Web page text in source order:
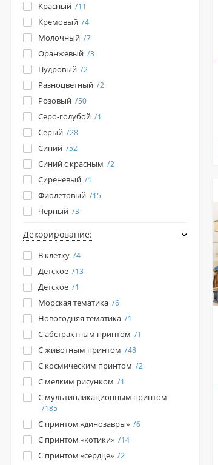
Красный 11
Кремовый 4
Молочный 7
Оранжевый 3
Пудровый 2
Разноцветный 2
Розовый 50
Серо-голубой 1
Серый 28
Синий 52
Синий с красным 2
Сиреневый 1
Фиолетовый 15
Черный 3
Декорирование:
В клетку 4
Детское 13
Детское 1
Морская тематика 6
Новогодняя тематика 1
С абстрактным принтом 1
С животным принтом 48
С космическим принтом 2
С мелким рисунком 1
С мультипликационным принтом
185
С принтом «динозавры» 6
С принтом «котики» 14
С принтом «сердце» 2